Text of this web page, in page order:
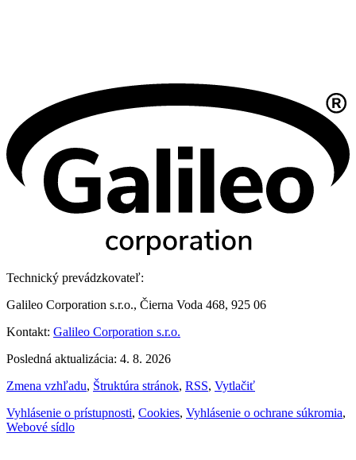
Technický prevádzkovateľ:
Galileo Corporation s.r.o., Čierna Voda 468, 925 06
Kontakt: Galileo Corporation s.r.o.
Posledná aktualizácia: 4. 8. 2026
Zmena vzhľadu, Štruktúra stránok, RSS, Vytlačiť
Vyhlásenie o prístupnosti, Cookies, Vyhlásenie o ochrane súkromia,
Webové sídlo